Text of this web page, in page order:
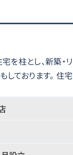
柱とし、新築・
ております。 住